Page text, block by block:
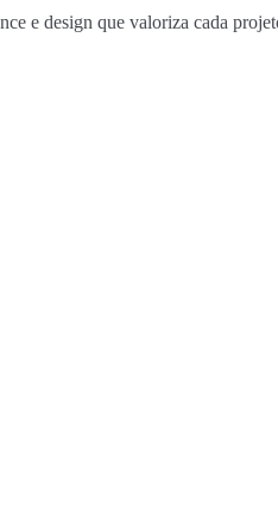
e design que valoriza cada